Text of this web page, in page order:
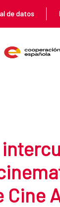
la
de datos
Cine